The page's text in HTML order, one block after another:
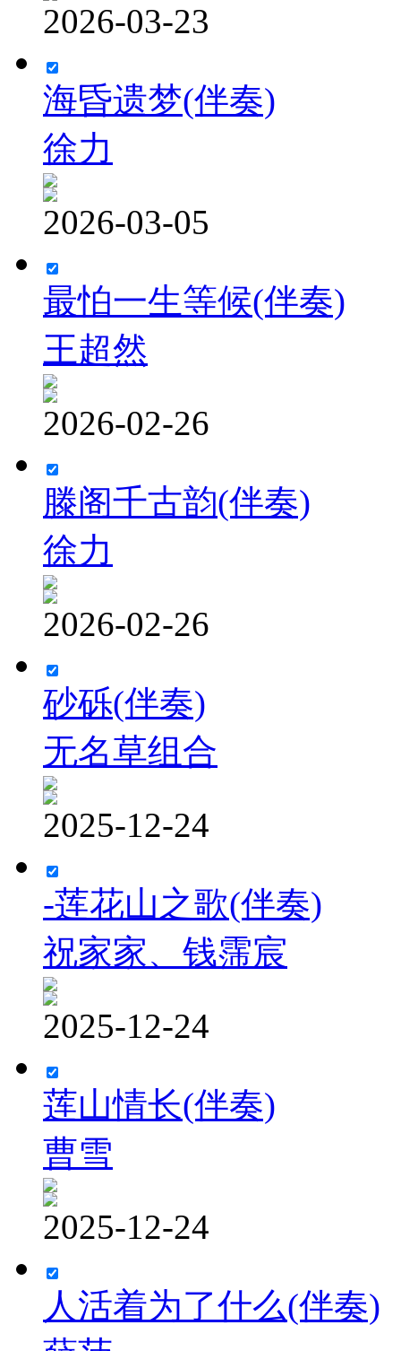
2026-03-23
海昏遗梦(伴奏)
徐力
2026-03-05
最怕一生等候(伴奏)
王超然
2026-02-26
滕阁千古韵(伴奏)
徐力
2026-02-26
砂砾(伴奏)
无名草组合
2025-12-24
-莲花山之歌(伴奏)
祝家家、钱霈宸
2025-12-24
莲山情长(伴奏)
曹雪
2025-12-24
人活着为了什么(伴奏)